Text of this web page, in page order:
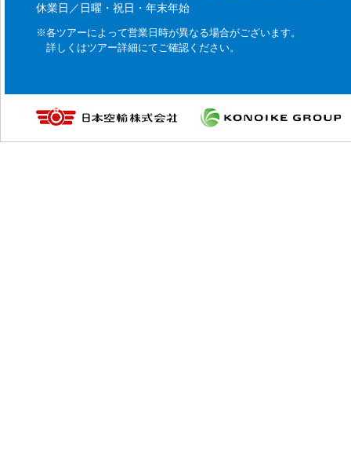
休業日／日曜・祝日・年末年始
※各ツアーによって営業日時が異なる場合がございます。
詳しくはツアー詳細にてご確認ください。